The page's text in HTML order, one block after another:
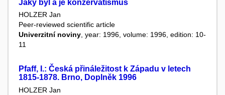
Jaký byl a je konzervatismus
HOLZER Jan
Peer-reviewed scientific article
Univerzitní noviny, year: 1996, volume: 1996, edition: 10-
11
Pfaff, I.: Česká přináležitost k Západu v letech
1815-1878. Brno, Doplněk 1996
HOLZER Jan